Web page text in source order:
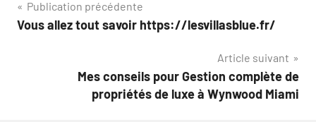
Navigation
de
Publication précédente
Vous allez tout savoir https://lesvillasblue.fr/
Article suivant
Mes conseils pour Gestion complète de
propriétés de luxe à Wynwood Miami